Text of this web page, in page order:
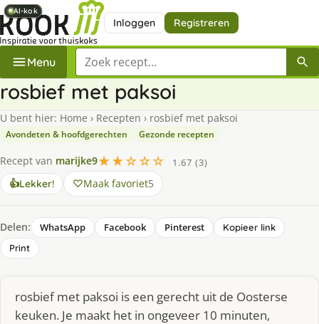
Inloggen Registreren
Menu Zoek een recept
rosbief met paksoi
U bent hier: Home › Recepten › rosbief met paksoi
Avondeten & hoofdgerechten Gezonde recepten
Recept van marijke9★★☆☆☆
1.67 (3)
👍Lekker! Maak favoriet5
Delen: WhatsApp Facebook Pinterest
Kopieer link
Print
rosbief met paksoi is een gerecht uit de Oosterse
keuken. Je maakt het in ongeveer 10 minuten,
AI-kok
AI-kok
AI-kok
AI-kok
AI-kok